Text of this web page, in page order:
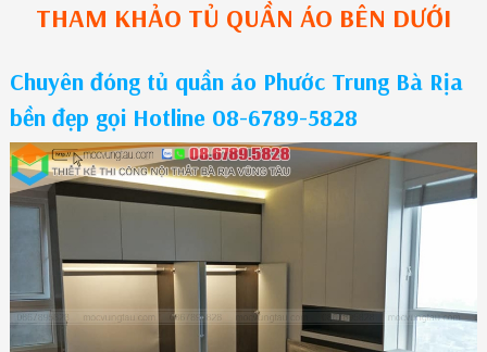
THAM KHẢO TỦ QUẦN ÁO BÊN DƯỚI
Chuyên đóng tủ quần áo Phước Trung Bà Rịa
bền đẹp gọi Hotline 08-6789-5828